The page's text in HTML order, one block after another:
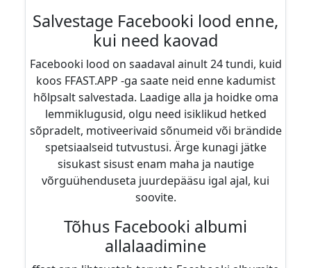
Salvestage Facebooki lood enne,
kui need kaovad
Facebooki lood on saadaval ainult 24 tundi, kuid
koos FFAST.APP -ga saate neid enne kadumist
hõlpsalt salvestada. Laadige alla ja hoidke oma
lemmiklugusid, olgu need isiklikud hetked
sõpradelt, motiveerivaid sõnumeid või brändide
spetsiaalseid tutvustusi. Ärge kunagi jätke
sisukast sisust enam maha ja nautige
võrguühenduseta juurdepääsu igal ajal, kui
soovite.
Tõhus Facebooki albumi
allalaadimine